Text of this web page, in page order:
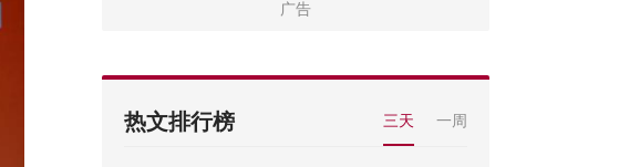
热文排行榜 三天 一周